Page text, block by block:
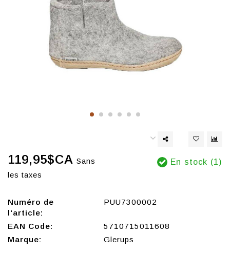
119,95$CA Sans
les taxes
En stock (1)
Numéro de
l'article:
PUU7300002
EAN Code:
5710715011608
Marque:
Glerups